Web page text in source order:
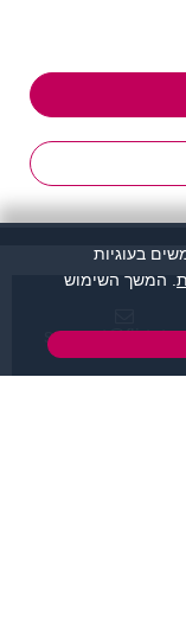
בעוגיות
. המשך השימוש